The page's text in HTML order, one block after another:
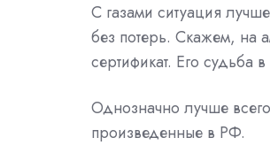
С газами ситуация
без потерь. Скажем, на
сертификат. Его судьба
Однозначно лучше
произведенные в РФ.